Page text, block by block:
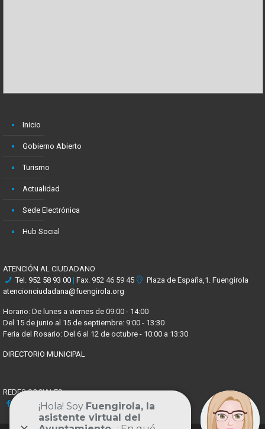
Inicio
Gobierno Abierto
Turismo
Actualidad
Sede Electrónica
Hub Social
ATENCIÓN AL CIUDADANO
Tel. 952 58 93 00 | Fax. 952 46 59 45
Plaza de España,1. Fuengirola
atencionciudadana@fuengirola.org
Horario: De lunes a viernes de 09:00 - 14:00
Del 15 de junio al 15 de septiembre: 9:00 - 13:30
Feria del Rosario: Del 6 al 12 de octubre - 10:00 a 13:30
DIRECTORIO MUNICIPAL
REDES SOCIALES
FacebookYoutubeInstagram